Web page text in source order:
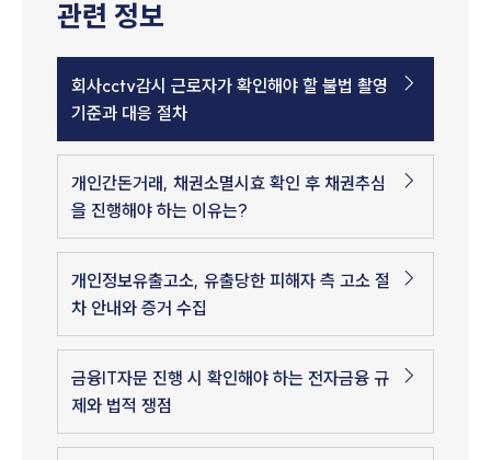
관련 정보
회사cctv감시 근로자가 확인해야 할 불법 촬영
기준과 대응 절차
개인간돈거래, 채권소멸시효 확인 후 채권추심
을 진행해야 하는 이유는?
개인정보유출고소, 유출당한 피해자 측 고소 절
차 안내와 증거 수집
금융IT자문 진행 시 확인해야 하는 전자금융 규
제와 법적 쟁점